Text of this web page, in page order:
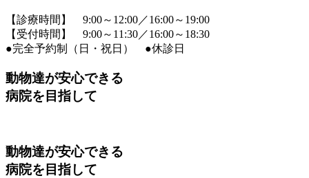
【診療時間】 9:00～12:00／16:00～19:00
【受付時間】 9:00～11:30／16:00～18:30
●完全予約制（日・祝日） ●休診日
動物達が安心できる
病院を目指して
動物達が安心できる
病院を目指して